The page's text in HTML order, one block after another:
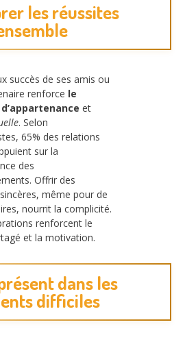
les réussites
succès de ses amis ou
renforce le
et
. Selon
65% des relations
sur la
des
Offrir des
même pour de
nourrit la complicité.
renforcent le
et la motivation.
dans les
difficiles